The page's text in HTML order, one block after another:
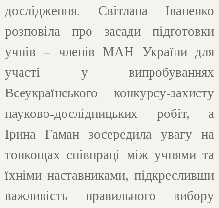
дослідження. Світлана Іваненко
розповіла про засади підготовки
учнів – членів МАН України для
участі у випробуваннях
Всеукраїнського конкурсу-захисту
науково-дослідницьких робіт, а
Ірина Гаман зосередила увагу на
тонкощах співпраці між учнями та
їхніми наставниками, підкресливши
важливість правильного вибору